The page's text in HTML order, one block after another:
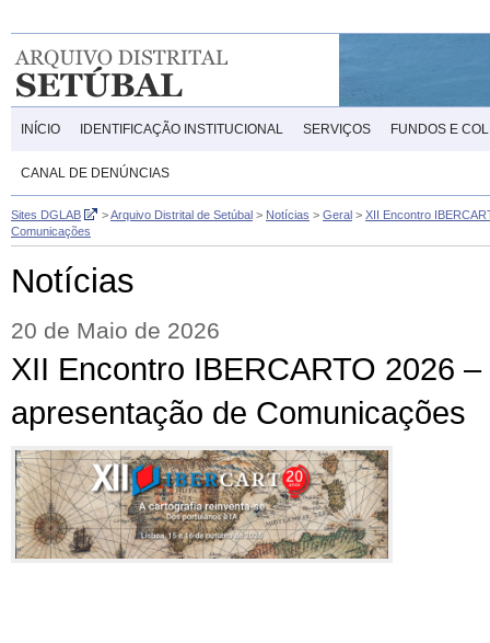
INÍCIO IDENTIFICAÇÃO INSTITUCIONAL SERVIÇOS FUNDOS E
CANAL DE DENÚNCIAS
Sites DGLAB >Arquivo Distrital de Setúbal > Notícias > Geral > XII Encontro
Comunicações
Notícias
20 de Maio de 2026
XII Encontro IBERCARTO 2026
apresentação de Comunicações